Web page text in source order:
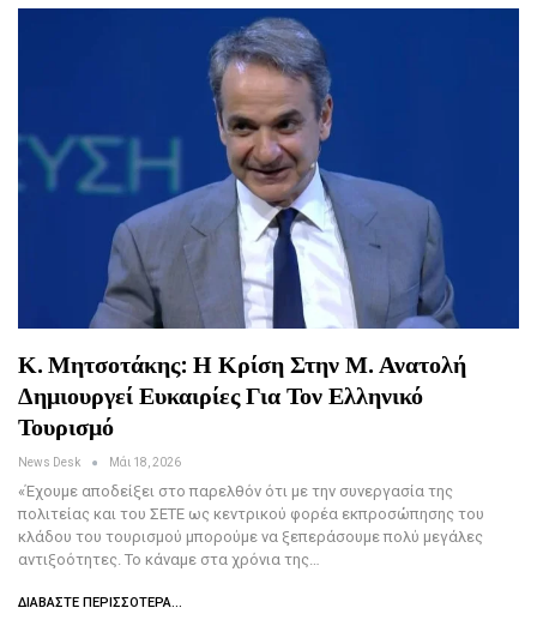
Κ. Μητσοτάκης: Η Κρίση Στην Μ. Ανατολή
Δημιουργεί Ευκαιρίες Για Τον Ελληνικό
Τουρισμό
News Desk Μάι 18, 2026
«Έχουμε αποδείξει στο παρελθόν ότι με την συνεργασία της
πολιτείας και του ΣΕΤΕ ως κεντρικού φορέα εκπροσώπησης του
κλάδου του τουρισμού μπορούμε να ξεπεράσουμε πολύ μεγάλες
αντιξοότητες. Το κάναμε στα χρόνια της…
ΔΙΑΒΆΣΤΕ ΠΕΡΙΣΣΌΤΕΡΑ...